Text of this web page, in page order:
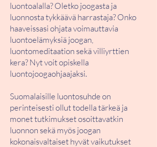
luontoalalla? Oletko joogasta ja
luonnosta tykkäävä harrastaja? Onko
haaveissasi ohjata voimauttavia
luontoelämyksiä joogan,
luontomeditaation sekä villiyrttien
kera? Nyt voit opiskella
luontojoogaohjaajaksi.
Suomalaisille luontosuhde on
perinteisesti ollut todella tärkeä ja
monet tutkimukset osoittavatkin
luonnon sekä myös joogan
kokonaisvaltaiset hyvät vaikutukset